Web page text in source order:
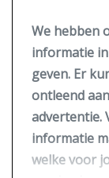
We hebben
informatie
geven. Er
ontleend
advertentie.
informatie
welke voor